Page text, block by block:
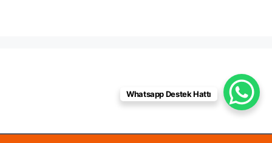
Whatsapp Destek Hattı